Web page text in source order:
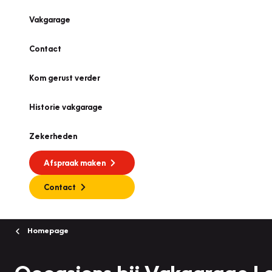
Vakgarage
Contact
Kom gerust verder
Historie vakgarage
Zekerheden
Afspraak maken
Contact
Homepage